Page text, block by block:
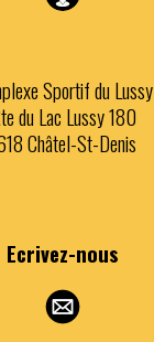
Sportif du Lussy
du Lac Lussy 180
Châtel-St-Denis
Ecrivez-nous